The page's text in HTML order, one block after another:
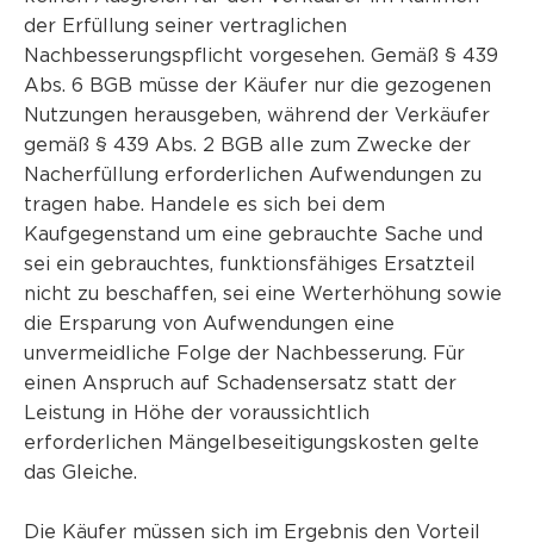
der Erfüllung seiner vertraglichen
Nachbesserungspflicht vorgesehen. Gemäß § 439
Abs. 6 BGB müsse der Käufer nur die gezogenen
Nutzungen herausgeben, während der Verkäufer
gemäß § 439 Abs. 2 BGB alle zum Zwecke der
Nacherfüllung erforderlichen Aufwendungen zu
tragen habe. Handele es sich bei dem
Kaufgegenstand um eine gebrauchte Sache und
sei ein gebrauchtes, funktionsfähiges Ersatzteil
nicht zu beschaffen, sei eine Werterhöhung sowie
die Ersparung von Aufwendungen eine
unvermeidliche Folge der Nachbesserung. Für
einen Anspruch auf Schadensersatz statt der
Leistung in Höhe der voraussichtlich
erforderlichen Mängelbeseitigungskosten gelte
das Gleiche.
Die Käufer müssen sich im Ergebnis den Vorteil